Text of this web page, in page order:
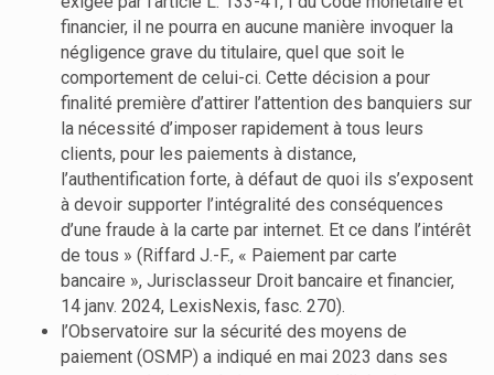
financier, il ne pourra en aucune manière invoquer la
négligence grave du titulaire, quel que soit le
comportement de celui-ci. Cette décision a pour
finalité première d’attirer l’attention des banquiers sur
la nécessité d’imposer rapidement à tous leurs
clients, pour les paiements à distance,
l’authentification forte, à défaut de quoi ils s’exposent
à devoir supporter l’intégralité des conséquences
d’une fraude à la carte par internet. Et ce dans l’intérêt
de tous » (Riffard J.-F., « Paiement par carte
bancaire », Jurisclasseur Droit bancaire et financier,
14 janv. 2024, LexisNexis, fasc. 270).
l’Observatoire sur la sécurité des moyens de
paiement (OSMP) a indiqué en mai 2023 dans ses